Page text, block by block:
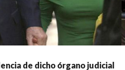
de dicho órgano judicial